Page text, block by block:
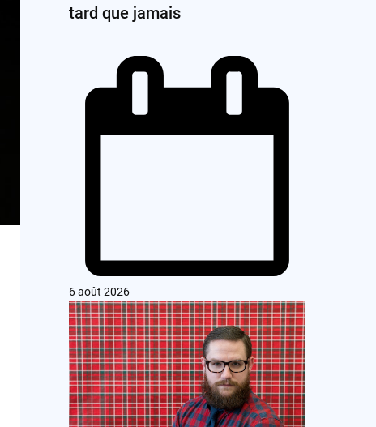
tard que jamais
6 août 2026